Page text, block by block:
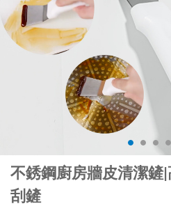
不銹鋼廚房牆皮清潔鏟
刮鏟